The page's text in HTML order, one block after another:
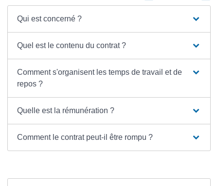
Qui est concerné ?
Quel est le contenu du contrat ?
Comment s'organisent les temps de travail et de
repos ?
Quelle est la rémunération ?
Comment le contrat peut-il être rompu ?